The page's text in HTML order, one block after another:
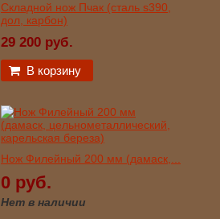
Складной нож Пчак (сталь s390,
дол, карбон)
29 200 руб.
В корзину
Нож Филейный 200 мм (дамаск,...
0 руб.
Нет в наличии